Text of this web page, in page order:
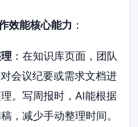
效能核心能力 ：
：在知识库页面，团队
会议纪要或需求文档进
。写周报时，AI能根据
，减少手动整理时间。